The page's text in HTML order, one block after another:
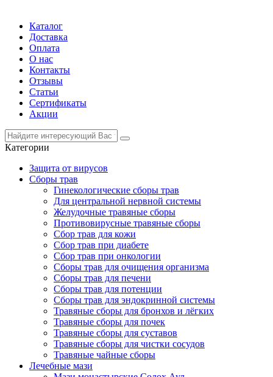
Каталог
Доставка
Оплата
О нас
Контакты
Отзывы
Статьи
Сертификаты
Акции
Категории
Защита от вирусов
Сборы трав
Гинекологические сборы трав
Для центральной нервной системы
Желудочные травяные сборы
Противовирусные травяные сборы
Сбор трав для кожи
Сбор трав при диабете
Сбор трав при онкологии
Сборы трав для очищения организма
Сборы трав для печени
Сборы трав для потенции
Сборы трав для эндокринной системы
Травяные сборы для бронхов и лёгких
Травяные сборы для почек
Травяные сборы для суставов
Травяные сборы для чистки сосудов
Травяные чайные сборы
Лечебные мази